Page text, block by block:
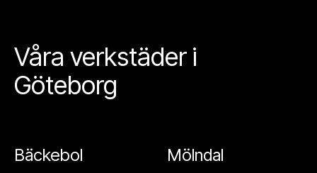
Våra verkstäder i
Göteborg
Bäckebol Mölndal